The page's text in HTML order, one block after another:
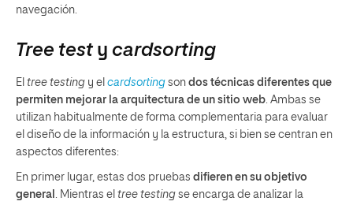
navegación.
Tree testy cardsorting
El tree testing y el cardsorting son dos técnicas diferentes que
permiten mejorar la arquitectura de un sitio web . Ambas se
utilizan habitualmente de forma complementaria para evaluar
el diseño de la información y la estructura, si bien se centran en
aspectos diferentes:
En primer lugar, estas dos pruebas difieren en su objetivo
general
. Mientras el tree testing se encarga de analizar la